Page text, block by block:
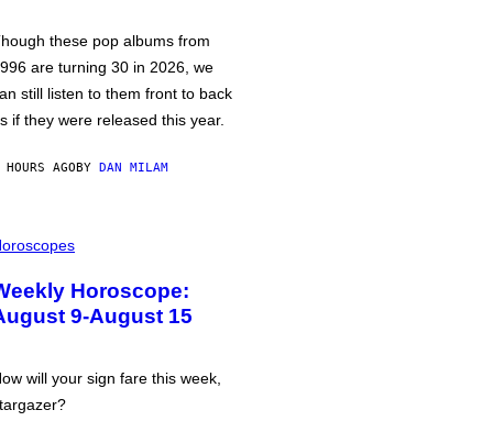
these pop albums from
are turning 30 in 2026, we
still listen to them front to back
if they were released this year.
AGOBY DAN MILAM
Horoscope:
9-August 15
will your sign fare this week,